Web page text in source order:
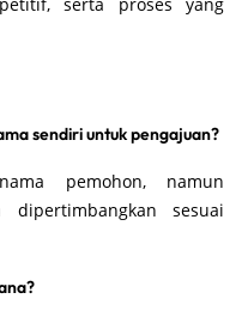
sendiri untuk pengajuan?
pemohon, namun
sesuai